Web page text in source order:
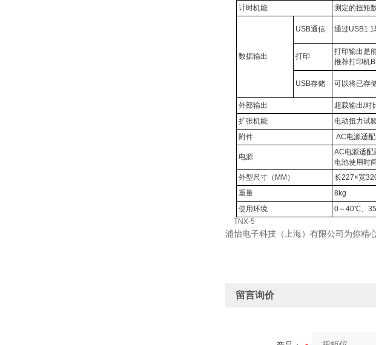
计时机能
测定的扭矩
数据输出
USB通信 通过
打印
打印输出是
推荐打印机
USB存储 可以将已存
外部输出
超载输出/对
扩张机能
电动扭力试
附件
AC电源适
电源
AC电源适配
电池使用时
外型尺寸（MM）
长227×宽
重量
8kg
使用环境
0～40℃、
TNX-5
浦怡电子科技（上海）有限公司为你精
留言询价